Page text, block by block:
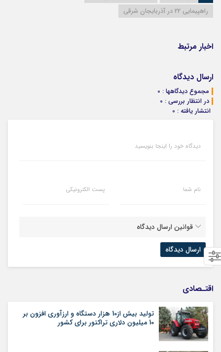
راهپیمایی 22 در آذربایجان شرقی
اخبار مرتبط
ارسال دیدگاه
مجموع دیدگاهها : 0
در انتظار بررسی : 0
انتشار یافته : 0
دیدگاه خود را اینجا بنویسید
نام شما پست الکترونیکی
قوانین ارسال دیدگاه
اقتـصادی
تولید بیش از10 هزار دستگاه و ارزآوری افزون بر
10 میلیون دلاری تراکتور برای کشور